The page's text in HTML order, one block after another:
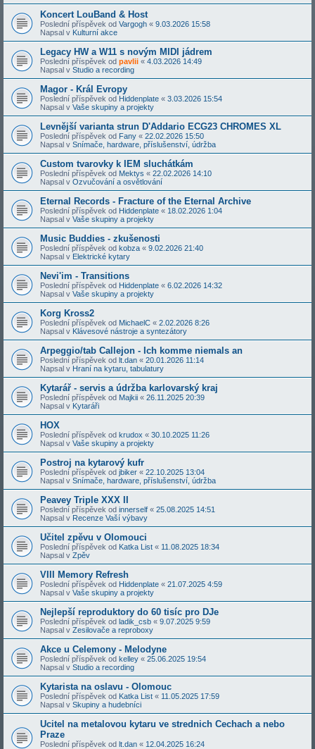
Koncert LouBand & Host
Poslední příspěvek od Vargogh « 9.03.2026 15:58
Napsal v Kulturní akce
Legacy HW a W11 s novým MIDI jádrem
Poslední příspěvek od pavlii « 4.03.2026 14:49
Napsal v Studio a recording
Magor - Král Evropy
Poslední příspěvek od Hiddenplate « 3.03.2026 15:54
Napsal v Vaše skupiny a projekty
Levnější varianta strun D'Addario ECG23 CHROMES XL
Poslední příspěvek od Fany « 22.02.2026 15:50
Napsal v Snímače, hardware, příslušenství, údržba
Custom tvarovky k IEM sluchátkám
Poslední příspěvek od Mektys « 22.02.2026 14:10
Napsal v Ozvučování a osvětlování
Eternal Records - Fracture of the Eternal Archive
Poslední příspěvek od Hiddenplate « 18.02.2026 1:04
Napsal v Vaše skupiny a projekty
Music Buddies - zkušenosti
Poslední příspěvek od kobza « 9.02.2026 21:40
Napsal v Elektrické kytary
Nevi'im - Transitions
Poslední příspěvek od Hiddenplate « 6.02.2026 14:32
Napsal v Vaše skupiny a projekty
Korg Kross2
Poslední příspěvek od MichaelC « 2.02.2026 8:26
Napsal v Klávesové nástroje a syntezátory
Arpeggio/tab Callejon - Ich komme niemals an
Poslední příspěvek od lt.dan « 20.01.2026 11:14
Napsal v Hraní na kytaru, tabulatury
Kytarář - servis a údržba karlovarský kraj
Poslední příspěvek od Majkii « 26.11.2025 20:39
Napsal v Kytaráři
HOX
Poslední příspěvek od krudox « 30.10.2025 11:26
Napsal v Vaše skupiny a projekty
Postroj na kytarový kufr
Poslední příspěvek od jbiker « 22.10.2025 13:04
Napsal v Snímače, hardware, příslušenství, údržba
Peavey Triple XXX II
Poslední příspěvek od innerself « 25.08.2025 14:51
Napsal v Recenze Vaší výbavy
Učitel zpěvu v Olomouci
Poslední příspěvek od Katka List « 11.08.2025 18:34
Napsal v Zpěv
VIII Memory Refresh
Poslední příspěvek od Hiddenplate « 21.07.2025 4:59
Napsal v Vaše skupiny a projekty
Nejlepší reproduktory do 60 tisíc pro DJe
Poslední příspěvek od ladik_csb « 9.07.2025 9:59
Napsal v Zesilovače a reproboxy
Akce u Celemony - Melodyne
Poslední příspěvek od kelley « 25.06.2025 19:54
Napsal v Studio a recording
Kytarista na oslavu - Olomouc
Poslední příspěvek od Katka List « 11.05.2025 17:59
Napsal v Skupiny a hudebníci
Ucitel na metalovou kytaru ve strednich Cechach a nebo
Praze
Poslední příspěvek od lt.dan « 12.04.2025 16:24